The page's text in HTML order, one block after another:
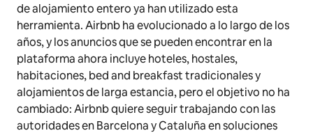
de alojamiento entero ya han utilizado esta
herramienta. Airbnb ha evolucionado a lo largo de los
años, y los anuncios que se pueden encontrar en la
plataforma ahora incluye hoteles, hostales,
habitaciones,bed and breakfasttradicionales y
alojamientos de larga estancia, pero el objetivo no ha
cambiado: Airbnb quiere seguir trabajando con las
autoridades en Barcelona y Cataluña en soluciones